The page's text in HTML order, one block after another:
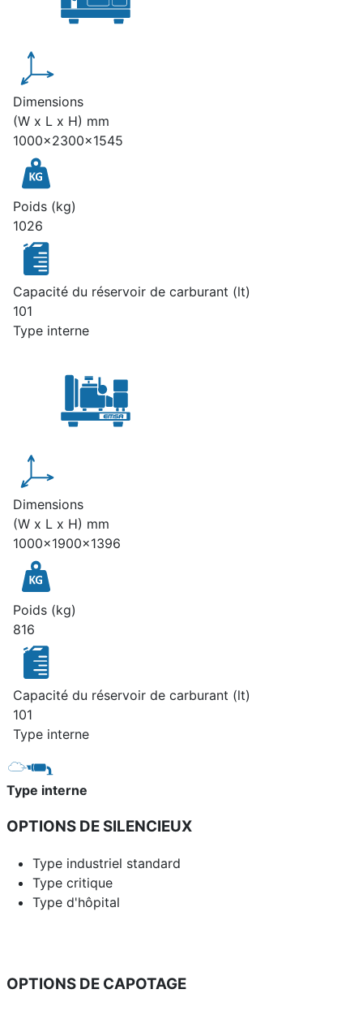
Dimensions
(W x L x H) mm
1000x2300x1545
Poids (kg)
1026
Capacité du réservoir de carburant (lt)
101
Type interne
Dimensions
(W x L x H) mm
1000x1900x1396
Poids (kg)
816
Capacité du réservoir de carburant (lt)
101
Type interne
Type interne
OPTIONS DE SILENCIEUX
Type industriel standard
Type critique
Type d'hôpital
OPTIONS DE CAPOTAGE